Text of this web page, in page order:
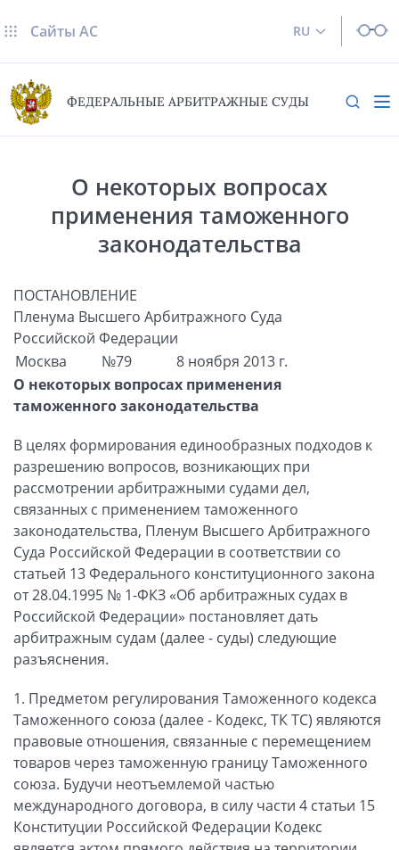
RU
Сайты AC
ФЕДЕРАЛЬНЫЕ АРБИТРАЖНЫЕ СУДЫ
О некоторых вопросах
применения таможенного
законодательства
ПОСТАНОВЛЕНИЕ
Пленума Высшего Арбитражного Суда
Российской Федерации
Москва
№79
8 ноября 2013 г.
О некоторых вопросах применения
таможенного законодательства
В целях формирования единообразных подходов к
разрешению вопросов, возникающих при
рассмотрении арбитражными судами дел,
связанных с применением таможенного
законодательства, Пленум Высшего Арбитражного
Суда Российской Федерации в соответствии со
статьей 13 Федерального конституционного закона
от 28.04.1995 № 1-ФКЗ «Об арбитражных судах в
Российской Федерации» постановляет дать
арбитражным судам (далее - суды) следующие
разъяснения.
1. Предметом регулирования Таможенного кодекса
Таможенного союза (далее - Кодекс, ТК ТС) являются
правовые отношения, связанные с перемещением
товаров через таможенную границу Таможенного
союза. Будучи неотъемлемой частью
международного договора, в силу части 4 статьи 15
Конституции Российской Федерации Кодекс